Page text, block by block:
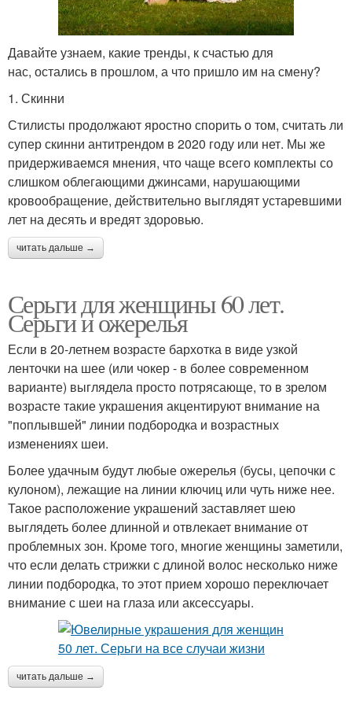
Давайте узнаем, какие тренды, к счастью для
нас, остались в прошлом, а что пришло им на смену?
1. Скинни
Стилисты продолжают яростно спорить о том, считать ли
супер скинни антитрендом в 2020 году или нет. Мы же
придерживаемся мнения, что чаще всего комплекты со
слишком облегающими джинсами, нарушающими
кровообращение, действительно выглядят устаревшими
лет на десять и вредят здоровью.
читать дальше →
Серьги для женщины 60 лет.
Серьги и ожерелья
Если в 20-летнем возрасте бархотка в виде узкой
ленточки на шее (или чокер - в более современном
варианте) выглядела просто потрясающе, то в зрелом
возрасте такие украшения акцентируют внимание на
"поплывшей" линии подбородка и возрастных
изменениях шеи.
Более удачным будут любые ожерелья (бусы, цепочки с
кулоном), лежащие на линии ключиц или чуть ниже нее.
Такое расположение украшений заставляет шею
выглядеть более длинной и отвлекает внимание от
проблемных зон. Кроме того, многие женщины заметили,
что если делать стрижки с длиной волос несколько ниже
линии подбородка, то этот прием хорошо переключает
внимание с шеи на глаза или аксессуары.
читать дальше →